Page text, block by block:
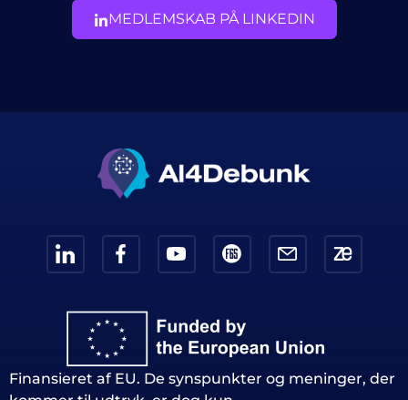
MEDLEMSKAB PÅ LINKEDIN
Finansieret af EU. De synspunkter og meninger, der